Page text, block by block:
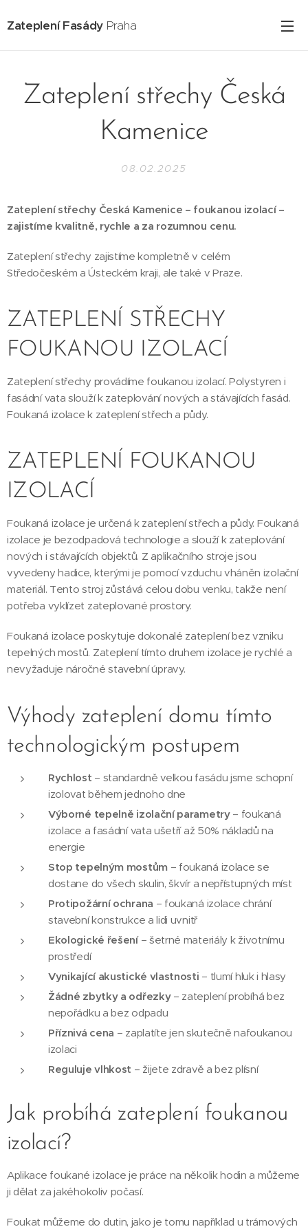
Zateplení Fasády Praha
Zateplení střechy Česká
Kamenice
08.02.2025
Zateplení střechy Česká Kamenice – foukanou izolací –
zajistíme kvalitně, rychle a za rozumnou cenu.
Zateplení střechy zajistíme kompletně v celém
Středočeském a Ústeckém kraji, ale také v Praze.
ZATEPLENÍ STŘECHY
FOUKANOU IZOLACÍ
Zateplení střechy provádíme foukanou izolací. Polystyren i
fasádní vata slouží k zateplování nových a stávajících fasád.
Foukaná izolace k zateplení střech a půdy.
ZATEPLENÍ FOUKANOU
IZOLACÍ
Foukaná izolace je určená k zateplení střech a půdy. Foukaná
izolace je bezodpadová technologie a slouží k zateplování
nových i stávajících objektů. Z aplikačního stroje jsou
vyvedeny hadice, kterými je pomocí vzduchu vháněn izolační
materiál. Tento stroj zůstává celou dobu venku, takže není
potřeba vyklízet zateplované prostory.
Foukaná izolace poskytuje dokonalé zateplení bez vzniku
tepelných mostů. Zateplení tímto druhem izolace je rychlé a
nevyžaduje náročné stavební úpravy.
Výhody zateplení domu tímto
technologickým postupem
Rychlost – standardně velkou fasádu jsme schopní
izolovat během jednoho dne
Výborné tepelně izolační parametry– foukaná
izolace a fasádní vata ušetří až 50% nákladů na
energie
Stop tepelným mostům– foukaná izolace se
dostane do všech skulin, škvír a nepřístupných míst
Protipožární ochrana – foukaná izolace chrání
stavební konstrukce a lidi uvnitř
Ekologické řešení– šetrné materiály k životnímu
prostředí
Vynikající akustické vlastnosti – tlumí hluk i hlasy
Žádné zbytky a odřezky– zateplení probíhá bez
nepořádku a bez odpadu
Příznivá cena – zaplatíte jen skutečně nafoukanou
izolaci
Reguluje vlhkost – žijete zdravě a bez plísní
Jak probíhá zateplení foukanou
izolací?
Aplikace foukané izolace je práce na několik hodin a můžeme
ji dělat za jakéhokoliv počasí.
Foukat můžeme do dutin, jako je tomu například u trámových